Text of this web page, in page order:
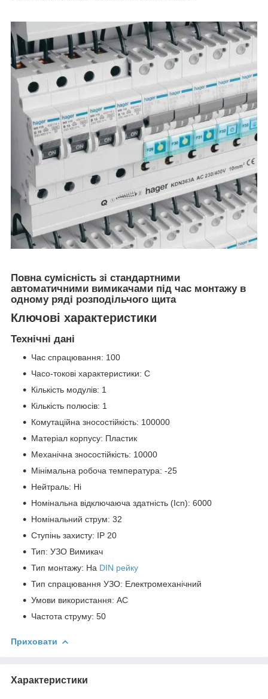
Повна сумісність зі стандартними
автоматичними вимикачами під час монтажу в
одному ряді розподільчого щита
Ключові характеристики
Технічні дані
Час спрацювання: 100
Часо-токові характеристики: C
Кількість модулів: 1
Кількість полюсів: 1
Комутаційна зносостійкість: 100000
Матеріал корпусу: Пластик
Механічна зносостійкість: 10000
Мінімальна робоча температура: -25
Нейтраль: Ні
Номінальна відключаюча здатність (Icn): 6000
Номінальний струм: 32
Ступінь захисту: IP 20
Тип: УЗО Вимикач
Тип монтажу: На DIN рейку
Тип спрацювання УЗО: Електромеханічний
Умови використання: АС
Частота струму: 50
Приховати
Характеристики